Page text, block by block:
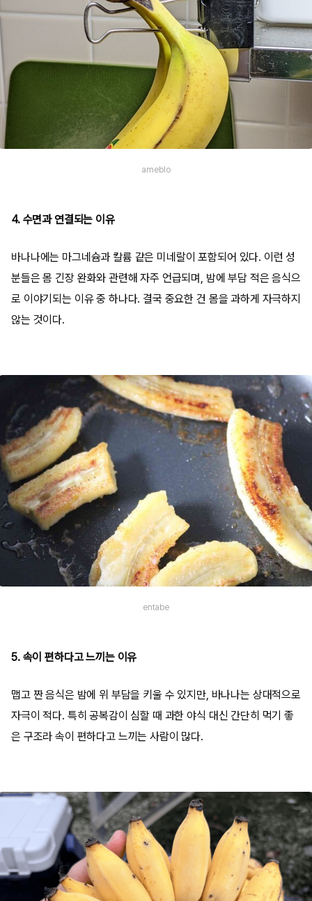
ameblo
4. 수면과 연결되는 이유
바나나에는 마그네슘과 칼륨 같은 미네랄이 포함되어 있다. 이런 성
분들은 몸 긴장 완화와 관련해 자주 언급되며, 밤에 부담 적은 음식으
로 이야기되는 이유 중 하나다. 결국 중요한 건 몸을 과하게 자극하지
않는 것이다.
entabe
5. 속이 편하다고 느끼는 이유
맵고 짠 음식은 밤에 위 부담을 키울 수 있지만, 바나나는 상대적으로
자극이 적다. 특히 공복감이 심할 때 과한 야식 대신 간단히 먹기 좋
은 구조라 속이 편하다고 느끼는 사람이 많다.